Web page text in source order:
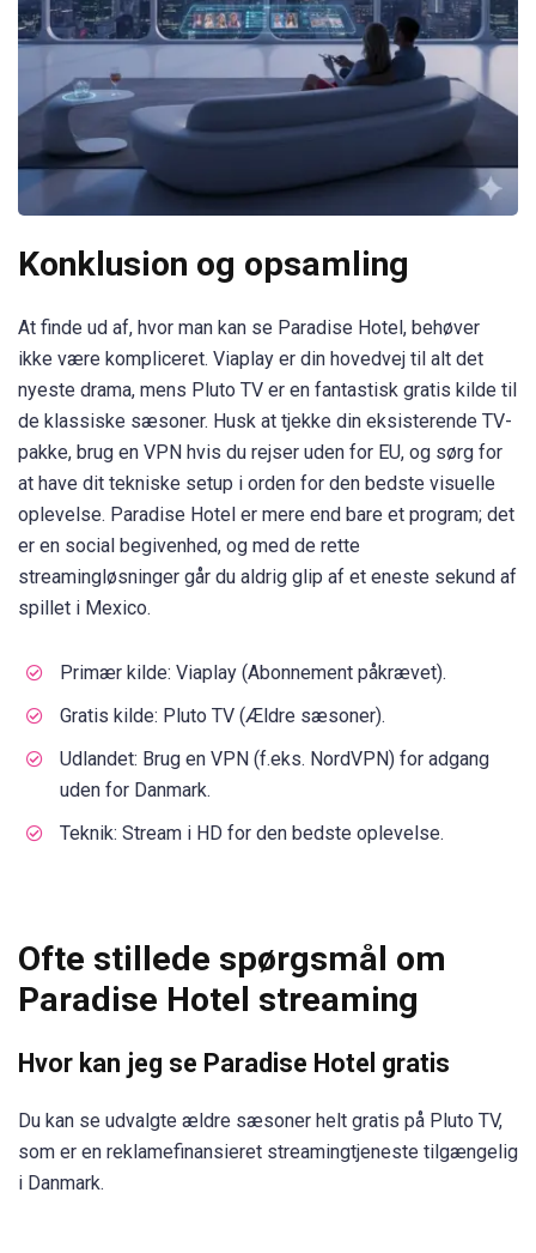
Konklusion og opsamling
At finde ud af, hvor man kan se Paradise Hotel, behøver
ikke være kompliceret. Viaplay er din hovedvej til alt det
nyeste drama, mens Pluto TV er en fantastisk gratis kilde til
de klassiske sæsoner. Husk at tjekke din eksisterende TV-
pakke, brug en VPN hvis du rejser uden for EU, og sørg for
at have dit tekniske setup i orden for den bedste visuelle
oplevelse. Paradise Hotel er mere end bare et program; det
er en social begivenhed, og med de rette
streamingløsninger går du aldrig glip af et eneste sekund af
spillet i Mexico.
Primær kilde: Viaplay (Abonnement påkrævet).
Gratis kilde: Pluto TV (Ældre sæsoner).
Udlandet: Brug en VPN (f.eks. NordVPN) for adgang
uden for Danmark.
Teknik: Stream i HD for den bedste oplevelse.
Ofte stillede spørgsmål om
Paradise Hotel streaming
Hvor kan jeg se Paradise Hotel gratis
Du kan se udvalgte ældre sæsoner helt gratis på Pluto TV,
som er en reklamefinansieret streamingtjeneste tilgængelig
i Danmark.